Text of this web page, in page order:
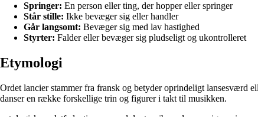
Springer: En person eller ting, der hopper eller springer
Står stille: Ikke bevæger sig eller handler
Går langsomt: Bevæger sig med lav hastighed
Styrter: Falder eller bevæger sig pludseligt og ukontrolleret
Etymologi
Ordet lancier stammer fra fransk og betyder oprindeligt lansesværd
danser en række forskellige trin og figurer i takt til musikken.